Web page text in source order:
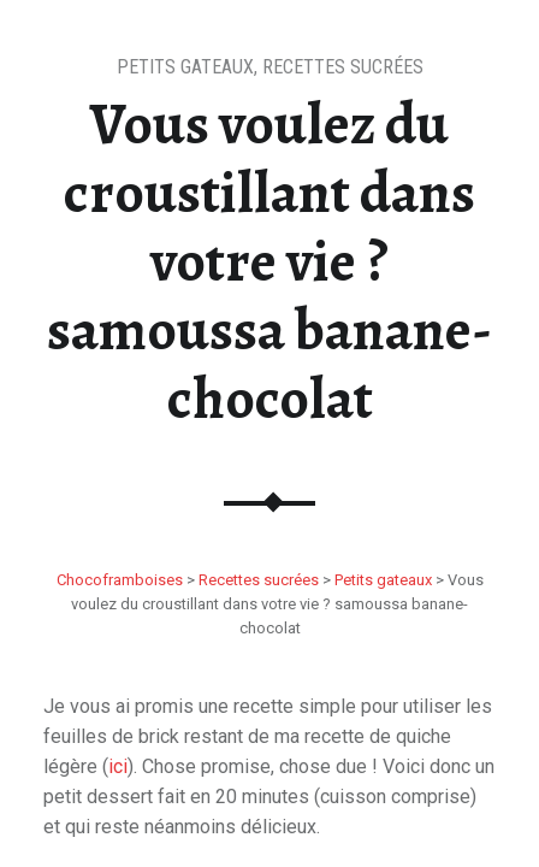
Vous voulez du
croustillant dans
votre vie ?
samoussa banane-
chocolat
PETITS GATEAUX, RECETTES SUCRÉES
Chocoframboises> Recettes sucrées> Petits gateaux> Vous
voulez du croustillant dans votre vie ? samoussa banane-
chocolat
Je vous ai promis une recette simple pour utiliser les
feuilles de brick restant de ma recette de quiche
légère (ici). Chose promise, chose due ! Voici donc un
petit dessert fait en 20 minutes (cuisson comprise)
et qui reste néanmoins délicieux.